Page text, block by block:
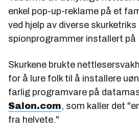
enkel pop-up-reklame på et
ved hjelp av diverse skurketriks
spionprogrammer installert på
Skurkene brukte
for å lure folk til å installere
farlig programvare på
Salon.com, som kaller det
fra helvete."